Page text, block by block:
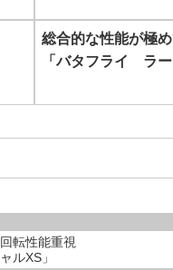
総合的な性能が極
「バタフライ ラ
転性能重視
ルXS」